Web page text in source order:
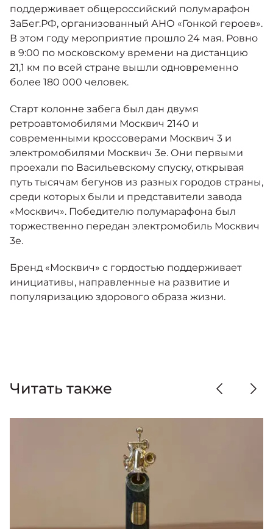
Москвич 6
Яркий динамичный седан
от 2 237 000 ₽*
Кроссовер, создающий равные
возможности
от 2 069 000 ₽*
Москвич 8
Практичный семиместный
кроссовер
от 3 125 000 ₽*
Кредитные программы
Спецпредложения
Калькулятор трейд-ин
Страховые программы
Моторное масло
СЕРВИСНЫЕ АКЦИИ
АКСЕССУАРЫ
КОНТАКТЫ
поддерживает общероссийский полумарафон
ЗаБег.РФ, организованный АНО «Гонкой героев».
В этом году мероприятие прошло 24 мая. Ровно
в 9:00 по московскому времени на дистанцию
21,1 км по всей стране вышли одновременно
более 180 000 человек.
Старт колонне забега был дан двумя
ретроавтомобилями Москвич 2140 и
современными кроссоверами Москвич 3 и
электромобилями Москвич 3е. Они первыми
проехали по Васильевскому спуску, открывая
путь тысячам бегунов из разных городов страны,
среди которых были и представители завода
«Москвич». Победителю полумарафона был
торжественно передан электромобиль Москвич
3е.
Бренд «Москвич» с гордостью поддерживает
инициативы, направленные на развитие и
популяризацию здорового образа жизни.
Читать также